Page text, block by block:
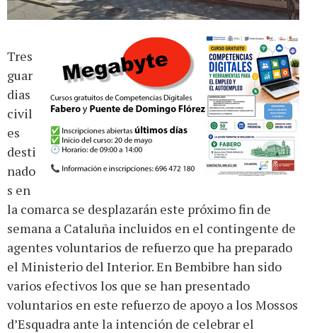
Tres
guar
dias
civil
es
desti
nado
s en
la comarca se desplazarán este próximo fin de
semana a Cataluña incluidos en el contingente de
agentes voluntarios de refuerzo que ha preparado
el Ministerio del Interior. En Bembibre han sido
varios efectivos los que se han presentado
voluntarios en este refuerzo de apoyo a los Mossos
d’Esquadra ante la intención de celebrar el